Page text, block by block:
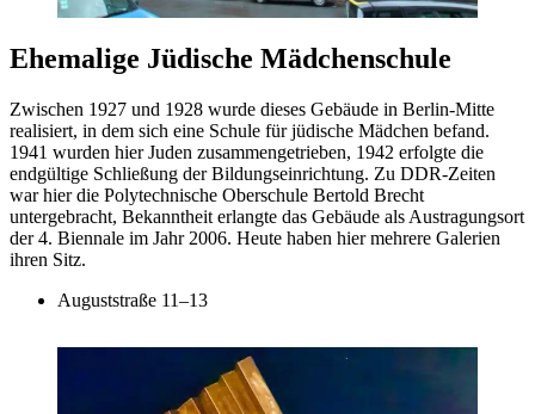
Ehemalige Jüdische Mädchenschule
Zwischen 1927 und 1928 wurde dieses Gebäude in Berlin-Mitte
realisiert, in dem sich eine Schule für jüdische Mädchen befand.
1941 wurden hier Juden zusammengetrieben, 1942 erfolgte die
endgültige Schließung der Bildungseinrichtung. Zu DDR-Zeiten
war hier die Polytechnische Oberschule Bertold Brecht
untergebracht, Bekanntheit erlangte das Gebäude als Austragungsort
der 4. Biennale im Jahr 2006. Heute haben hier mehrere Galerien
ihren Sitz.
Auguststraße 11–13